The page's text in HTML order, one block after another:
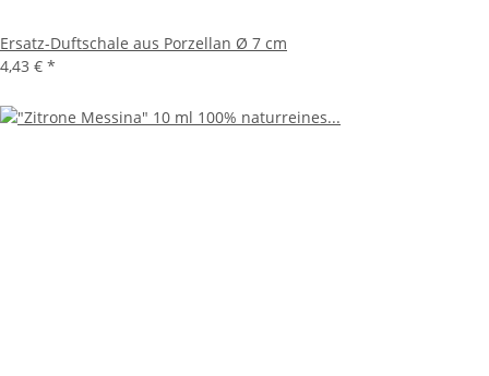
Ersatz-Duftschale aus Porzellan Ø 7 cm
4,43 € *